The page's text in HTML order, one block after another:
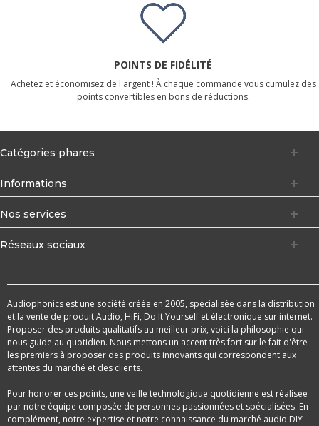
POINTS DE FIDÉLITÉ
Achetez et économisez de l'argent ! À chaque commande vous cumulez des
points convertibles en bons de réductions.
Catégories phares
Informations
Nos services
Réseaux sociaux
Audiophonics est une société créée en 2005, spécialisée dans la distribution
et la vente de produit Audio, HiFi, Do It Yourself et électronique sur internet.
Proposer des produits qualitatifs au meilleur prix, voici la philosophie qui
nous guide au quotidien. Nous mettons un accent très fort sur le fait d'être
les premiers à proposer des produits innovants qui correspondent aux
attentes du marché et des clients.
Pour honorer ces points, une veille technologique quotidienne est réalisée
par notre équipe composée de personnes passionnées et spécialisées. En
complément, notre expertise et notre connaissance du marché audio DIY